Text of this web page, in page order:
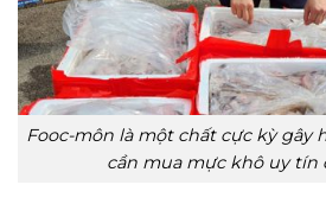
Fooc-môn là một chất cực kỳ gây
cần mua mực khô uy tín